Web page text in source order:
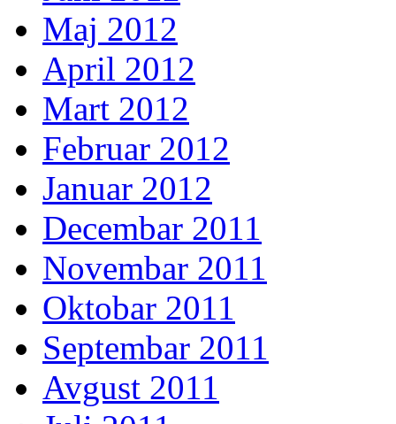
Maj 2012
April 2012
Mart 2012
Februar 2012
Januar 2012
Decembar 2011
Novembar 2011
Oktobar 2011
Septembar 2011
Avgust 2011